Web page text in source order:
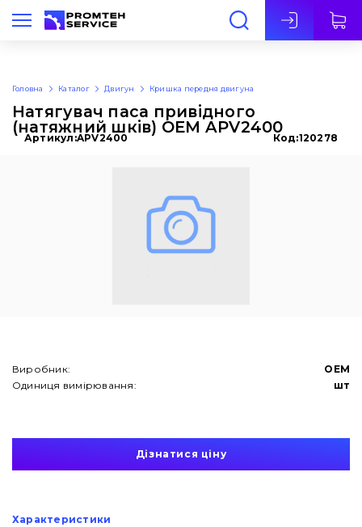
Укр
Головна Каталог Двигун Кришка передня двигуна
Натягувач паса привідного
(натяжний шків) OEM APV2400
Артикул:APV2400 Код:120278
Виробник:
OEM
Одиниця вимірювання:
шт
Дізнатися ціну
Характеристики